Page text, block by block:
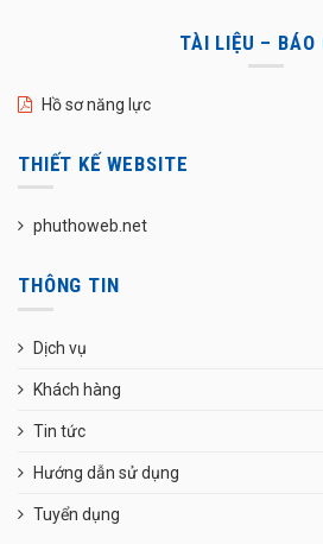
TÀI LIỆU – BÁO
Hồ sơ năng lực
THIẾT KẾ WEBSITE
phuthoweb.net
THÔNG TIN
Dịch vụ
Khách hàng
Tin tức
Hướng dẫn sử dụng
Tuyển dụng